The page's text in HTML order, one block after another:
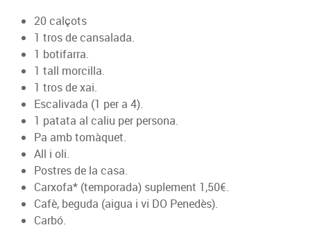
20 calçots
1 tros de cansalada.
1 botifarra.
1 tall morcilla.
1 tros de xai.
Escalivada (1 per a 4).
1 patata al caliu per persona.
Pa amb tomàquet.
All i oli.
Postres de la casa.
Carxofa* (temporada) suplement 1,50€.
Cafè, beguda (aigua i vi DO Penedès).
Carbó.